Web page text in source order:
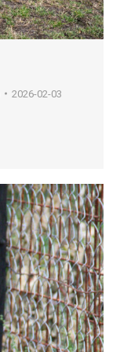
2026-02-03